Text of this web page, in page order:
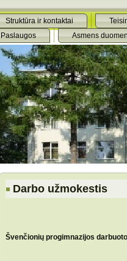
Struktūra ir kontaktai
Paslaugos Asmens
Darbo užmokestis
Švenčionių progimnazijos